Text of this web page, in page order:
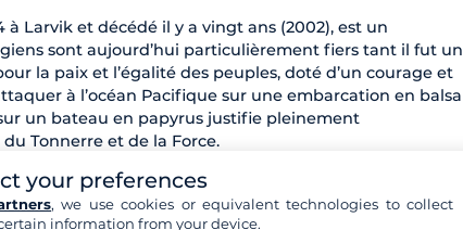
à Larvik et décédé il y a vingt ans (2002), est un
sont aujourd’hui particulièrement fiers tant il fut un
la paix et l’égalité des peuples, doté d’un courage et
à l’océan Pacifique sur une embarcation en balsa
un bateau en papyrus justifie pleinement
Tonnerre et de la Force.
nature scandinave où il aime mener une vie sauvage.
passe par une crise de sens, se posant beaucoup de
guerres) et la distance grandissante entre la
your preferences
, we use cookies or equivalent technologies to collect
information from your device.